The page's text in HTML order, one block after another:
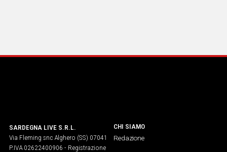
ITALIA
VIDEO
SARDEGNA LIVE S.R.L.
Via Fleming snc Alghero (SS) 07041
P.IVA 02622400906 - Registrazione
CHI SIAMO
Redazione